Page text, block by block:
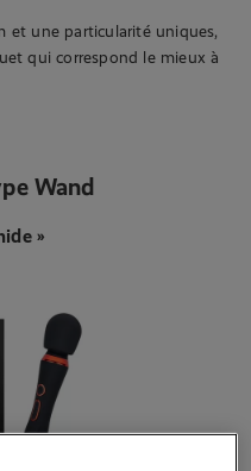
et une particularité uniques,
qui correspond le mieux à
Wand
»